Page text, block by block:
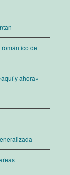
de
y ahora»